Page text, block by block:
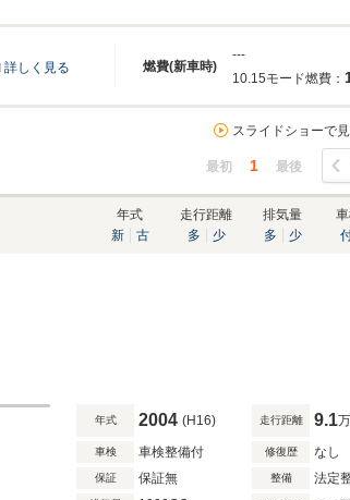
燃費(新車時)
詳しく見る
---
10.15モード燃費：
スライドショーで
最初 1 最後
年式
新
古
走行距離
多
少
排気量
多
少
年式 2004 (H16) 走行距離 9.1
車検 車検整備付 修復歴 なし
保証 保証無 整備 法定